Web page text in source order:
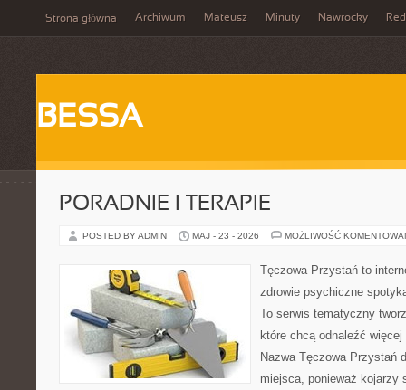
Strona główna Archiwum Mateusz Minuty Nawrocky
BESSA
PORADNIE I TERAPIE
POSTED BY ADMIN MAJ - 23 - 2026 MOŻLIWOŚĆ
Tęczowa Przystań to
zdrowie psychiczne
To serwis tematyczny
które chcą odnaleźć
Nazwa Tęczowa Przystań
miejsca, ponieważ kojarzy